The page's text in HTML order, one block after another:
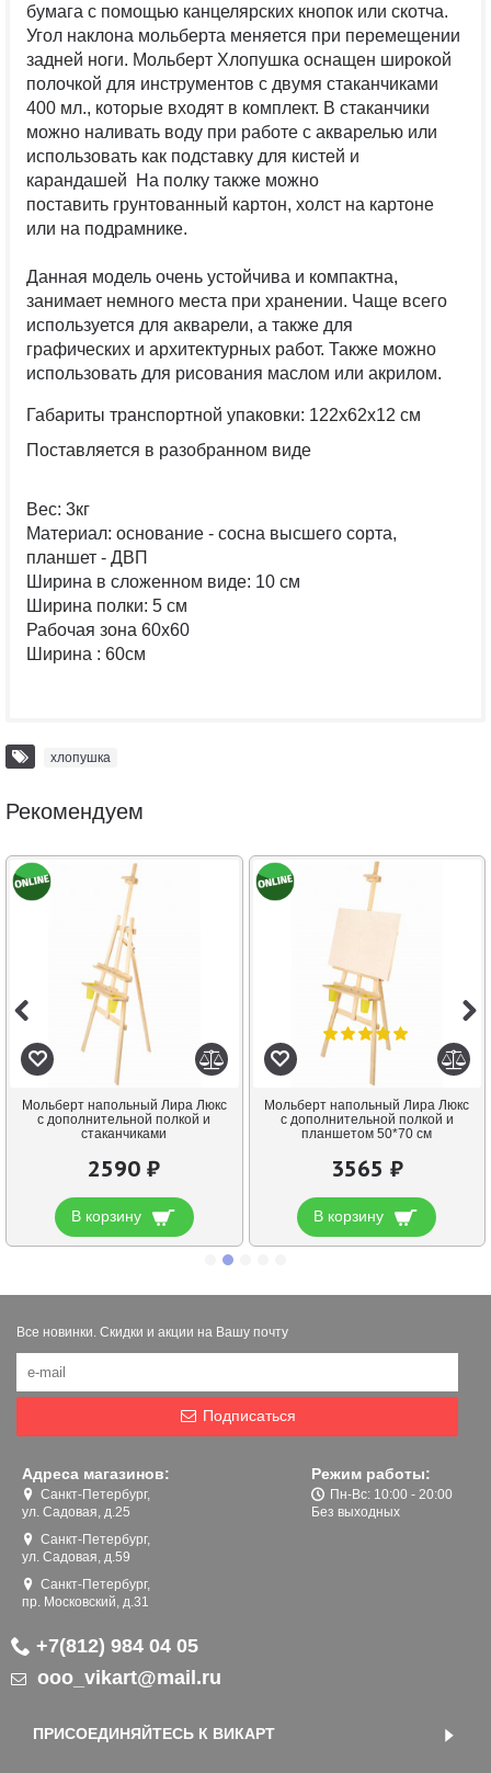
бумага с помощью канцелярских кнопок или скотча.
Угол наклона мольберта меняется при перемещении
задней ноги. Мольберт Хлопушка оснащен широкой
полочкой для инструментов с двумя стаканчиками
400 мл., которые входят в комплект. В стаканчики
можно наливать воду при работе с акварелью или
использовать как подставку для кистей и
карандашей На полку также можно
поставить грунтованный картон, холст на картоне
или на подрамнике.
Данная модель очень устойчива и компактна,
занимает немного места при хранении. Чаще всего
используется для акварели, а также для
графических и архитектурных работ. Также можно
использовать для рисования маслом или акрилом.
Габариты транспортной упаковки: 122х62х12 см
Поставляется в разобранном виде
Вес: 3кг
Материал: основание - сосна высшего сорта,
планшет - ДВП
Ширина в сложенном виде: 10 см
Ширина полки: 5 см
Рабочая зона 60х60
Ширина : 60см
хлопушка
Рекомендуем
Мольберт напольный Лира Люкс
с дополнительной полкой и
стаканчиками
2590 ₽
В корзину
Мольберт напольный Лира Люкс
с дополнительной полкой и
планшетом 50*70 см
3565 ₽
В корзину
Все новинки. Скидки и акции на Вашу почту
Подписаться
Адреса магазинов:
Санкт-Петербург,
ул. Садовая, д.25
Санкт-Петербург,
ул. Садовая, д.59
Санкт-Петербург,
пр. Московский, д.31
Режим работы:
Пн-Вс: 10:00 - 20:00
Без выходных
+7(812) 984 04 05
ooo_vikart@mail.ru
ПРИСОЕДИНЯЙТЕСЬ К ВИКАРТ